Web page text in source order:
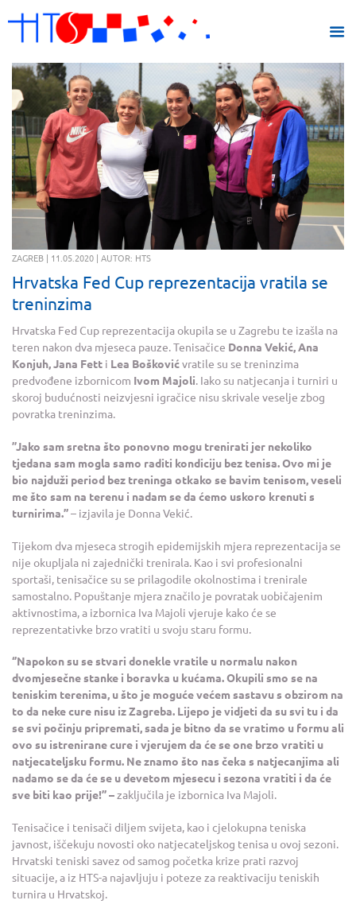
ZAGREB | 11.05.2020 | AUTOR: HTS
Hrvatska Fed Cup reprezentacija vratila se
treninzima
Hrvatska Fed Cup reprezentacija okupila se u Zagrebu te izašla na
teren nakon dva mjeseca pauze. Tenisačice Donna Vekić, Ana
Konjuh, Jana Fett i Lea Boškovićvratile su se treninzima
predvođene izbornicom Ivom Majoli. Iako su natjecanja i turniri u
skoroj budućnosti neizvjesni igračice nisu skrivale veselje zbog
povratka treninzima.
”Jako sam sretna što ponovno mogu trenirati jer nekoliko
tjedana sam mogla samo raditi kondiciju bez tenisa. Ovo mi je
bio najduži period bez treninga otkako se bavim tenisom, veseli
me što sam na terenu i nadam se da ćemo uskoro krenuti s
turnirima.’’– izjavila je Donna Vekić.
Tijekom dva mjeseca strogih epidemijskih mjera reprezentacija se
nije okupljala ni zajednički trenirala. Kao i svi profesionalni
sportaši, tenisačice su se prilagodile okolnostima i trenirale
samostalno. Popuštanje mjera značilo je povratak uobičajenim
aktivnostima, a izbornica Iva Majoli vjeruje kako će se
reprezentativke brzo vratiti u svoju staru formu.
‘’Napokon su se stvari donekle vratile u normalu nakon
dvomjesečne stanke i boravka u kućama. Okupili smo se na
teniskim terenima, u što je moguće većem sastavu s obzirom na
to da neke cure nisu iz Zagreba. Lijepo je vidjeti da su svi tu i da
se svi počinju pripremati, sada je bitno da se vratimo u formu ali
ovo su istrenirane cure i vjerujem da će se one brzo vratiti u
natjecateljsku formu. Ne znamo što nas čeka s natjecanjima ali
nadamo se da će se u devetom mjesecu i sezona vratiti i da će
sve biti kao prije!’’ –zaključila je izbornica Iva Majoli.
Tenisačice i tenisači diljem svijeta, kao i cjelokupna teniska
javnost, iščekuju novosti oko natjecateljskog tenisa u ovoj sezoni.
Hrvatski teniski savez od samog početka krize prati razvoj
situacije, a iz HTS-a najavljuju i poteze za reaktivaciju teniskih
turnira u Hrvatskoj.